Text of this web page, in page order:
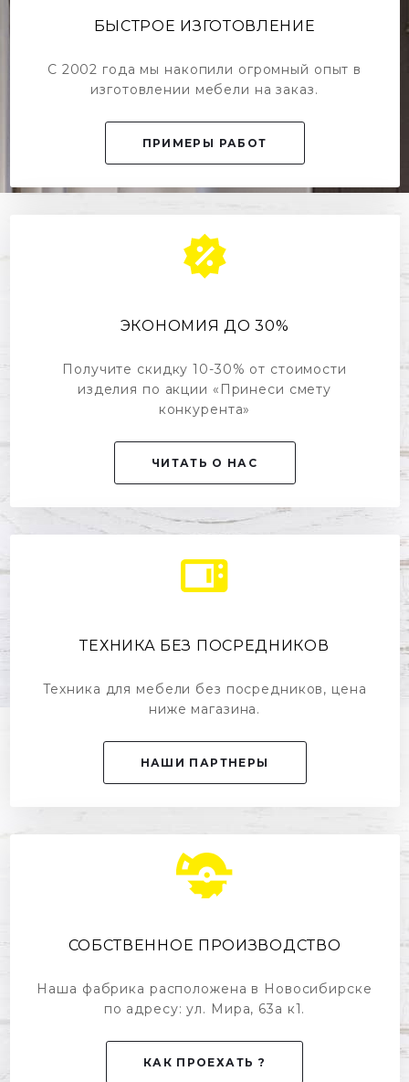
БЫСТРОЕ ИЗГОТОВЛЕНИЕ
С 2002 года мы накопили огромный опыт в
изготовлении мебели на заказ.
ПРИМЕРЫ РАБОТ
ЭКОНОМИЯ ДО 30%
Получите скидку 10-30% от стоимости
изделия по акции «Принеси смету
конкурента»
ЧИТАТЬ О НАС
ТЕХНИКА БЕЗ ПОСРЕДНИКОВ
Техника для мебели без посредников, цена
ниже магазина.
НАШИ ПАРТНЕРЫ
СОБСТВЕННОЕ ПРОИЗВОДСТВО
Наша фабрика расположена в Новосибирске
по адресу: ул. Мира, 63а к1.
КАК ПРОЕХАТЬ ?